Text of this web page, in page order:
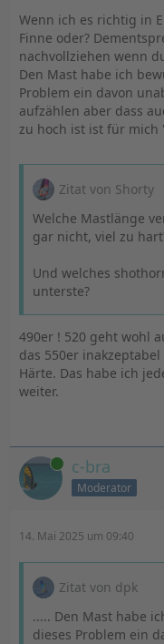
Wenn ich es richtig in
Finne oder?
nachvollziehen wenn
Den Mast habe ich
Problem ein davon
aufzählen aber dass
zu hoch ist ist für mich
Zitat von Shorty
Welche Mastlänge
gar nicht, viel zu
Und welches
unterste?
490er ! 520 geht wohl
das 550er
Härte. Das habe ich
weiter.
Online c-bra
Moderator
14. Mai 2025 um 09:40
Zitat von dpk
..... Den Mast habe
dieses Problem ein